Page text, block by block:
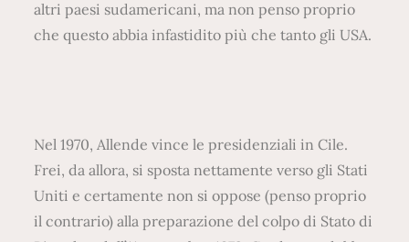
altri paesi sudamericani, ma non penso proprio
che questo abbia infastidito più che tanto gli USA.
Nel 1970, Allende vince le presidenziali in Cile.
Frei, da allora, si sposta nettamente verso gli Stati
Uniti e certamente non si oppose (penso proprio
il contrario) alla preparazione del colpo di Stato di